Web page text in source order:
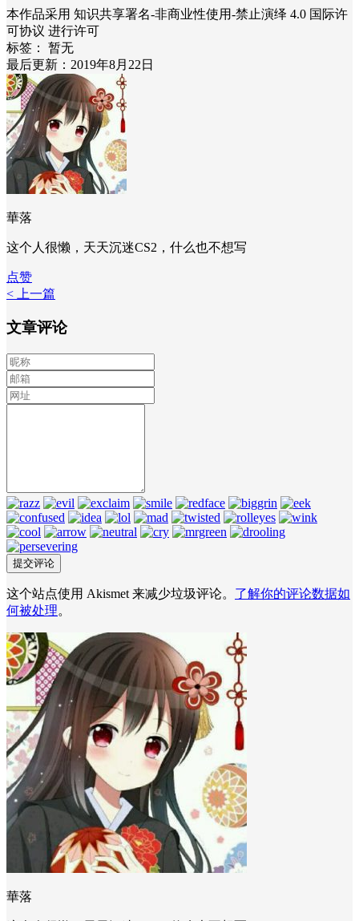
本作品采用 知识共享署名-非商业性使用-禁止演绎 4.0 国际许
可协议 进行许可
标签：
暂无
最后更新：2019年8月22日
華落
这个人很懒，天天沉迷CS2，什么也不想写
点赞
< 上一篇
文章评论
这个站点使用 Akismet 来减少垃圾评论。 了解你的评论数据如
何被处理。
華落